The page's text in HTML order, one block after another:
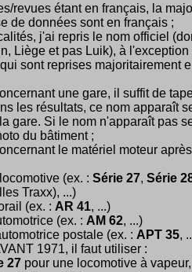
revues étant en français, la
de données sont en français ;
j'ai repris le nom officiel
Liège et pas Luik), à l'exception
sont reprises majoritairement
une gare, il suffit de
les résultats, ce nom apparaît
gare. Si le nom n'apparaît pas
du bâtiment ;
le matériel moteur après
(ex. : Série 27, Série
Traxx), ...)
(ex. : AR 41, ...)
(ex. : AM 62, ...)
postale (ex. : APT 35,
1971, il faut utiliser :
27 pour une locomotive à